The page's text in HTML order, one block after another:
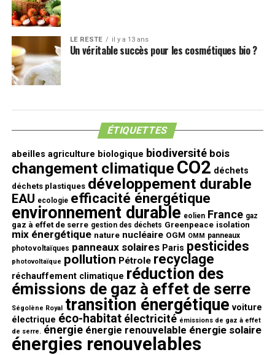
LE RESTE il y a 13 ans
Un véritable succès pour les cosmétiques bio ?
ÉTIQUETTES
abeilles agriculture biologique biodiversité bois
changement climatique CO2 déchets
déchets plastiques développement durable
EAU ecologie efficacité énergétique
environnement durable eolien France gaz
gaz à effet de serre gestion des déchets Greenpeace isolation
mix énergétique nature nucléaire OGM OMM panneaux
photovoltaïques panneaux solaires Paris pesticides
photovoltaïque pollution Pétrole recyclage
réchauffement climatique réduction des
émissions de gaz à effet de serre
Ségolène Royal transition énergétique voiture
électrique éco-habitat électricité émissions de gaz à effet
de serre. énergie énergie renouvelable énergie solaire
énergies renouvelables